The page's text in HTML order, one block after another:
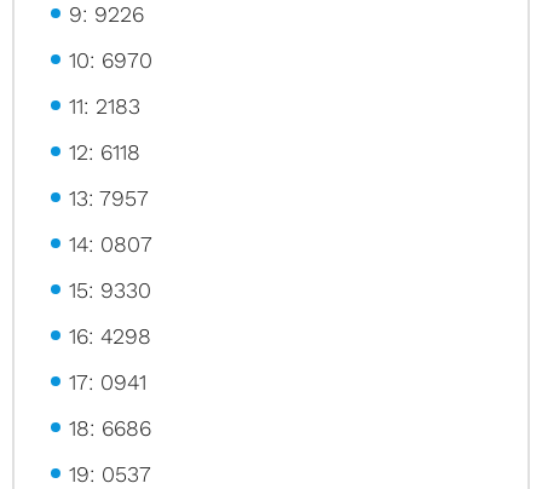
9: 9226
10: 6970
11: 2183
12: 6118
13: 7957
14: 0807
15: 9330
16: 4298
17: 0941
18: 6686
19: 0537